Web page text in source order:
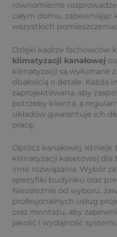
równomierne
całym domu,
wszystkich
Dzięki kadrze fachowców
klimatyzacji kanałowej
klimatyzacji są wykonane
dbałością o detale. Każda
zaprojektowana, aby
potrzeby klienta, a
układów gwarantuje ich
pracę.
Oprócz kanałowej, istnieje
klimatyzacji kasetowej dla
inne rozwiązania. Wybór
specyfiki budynku oraz
Niezależnie od wyboru,
profesjonalnych usług
oraz montażu, aby
jakość i wydajność